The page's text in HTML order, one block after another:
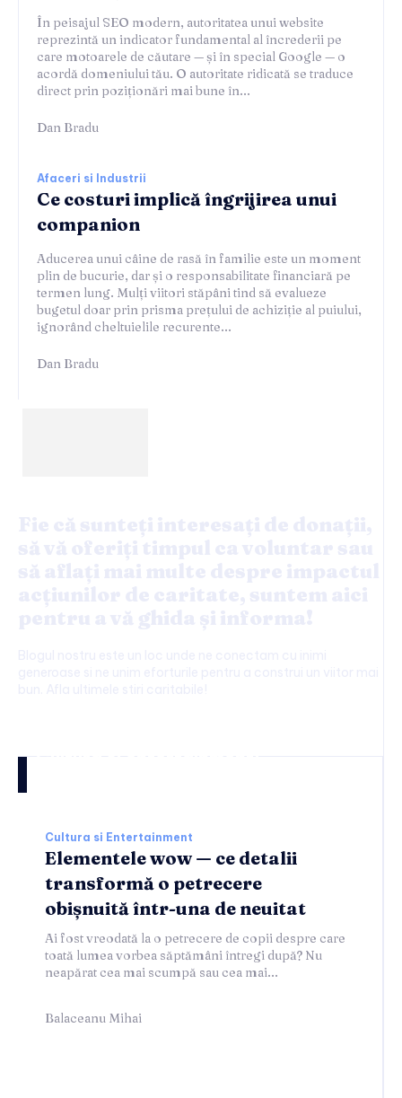
În peisajul SEO modern, autoritatea unui website
reprezintă un indicator fundamental al încrederii pe
care motoarele de căutare — și în special Google — o
acordă domeniului tău. O autoritate ridicată se traduce
direct prin poziționări mai bune în...
Dan Bradu
Afaceri si Industrii
Ce costuri implică îngrijirea unui
companion
Aducerea unui câine de rasă în familie este un moment
plin de bucurie, dar și o responsabilitate financiară pe
termen lung. Mulți viitori stăpâni tind să evalueze
bugetul doar prin prisma prețului de achiziție al puiului,
ignorând cheltuielile recurente...
Dan Bradu
Cultura si Entertainment
Elementele wow — ce detalii
transformă o petrecere
obișnuită într-una de neuitat
Ai fost vreodată la o petrecere de copii despre care
toată lumea vorbea săptămâni întregi după? Nu
neapărat cea mai scumpă sau cea mai...
Balaceanu Mihai